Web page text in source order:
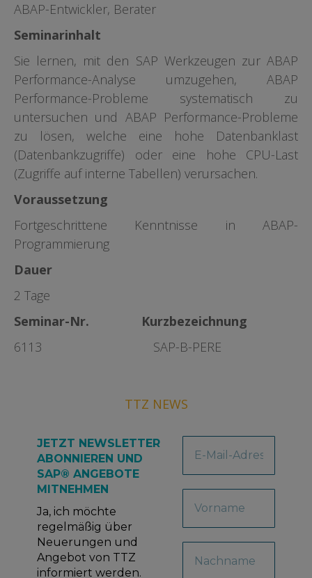
ABAP-Entwickler, Berater
Seminarinhalt
Sie lernen, mit den SAP Werkzeugen zur ABAP
Performance-Analyse umzugehen, ABAP
Performance-Probleme systematisch zu
untersuchen und ABAP Performance-Probleme
zu lösen, welche eine hohe Datenbanklast
(Datenbankzugriffe) oder eine hohe CPU-Last
(Zugriffe auf interne Tabellen) verursachen.
Voraussetzung
Fortgeschrittene Kenntnisse in ABAP-
Programmierung
Dauer
2 Tage
Seminar-Nr. Kurzbezeichnung
6113 SAP-B-PERE
TTZ NEWS
JETZT NEWSLETTER
ABONNIEREN UND
SAP® ANGEBOTE
MITNEHMEN
Ja, ich möchte
regelmäßig über
Neuerungen und
Angebot von TTZ
informiert werden.